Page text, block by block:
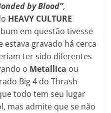
by Blood”,
HEAVY CULTURE
em questão tivesse
estava gravado há cerca
ter sido diferentes
o Metallica ou
Big 4 do Thrash
todo tem seu lugar
mas admite que se não